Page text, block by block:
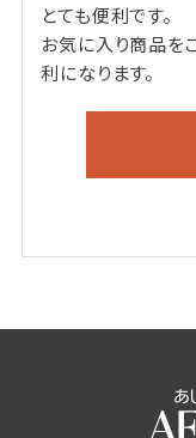
とても便利です。
お気に入り商品を
利になります。